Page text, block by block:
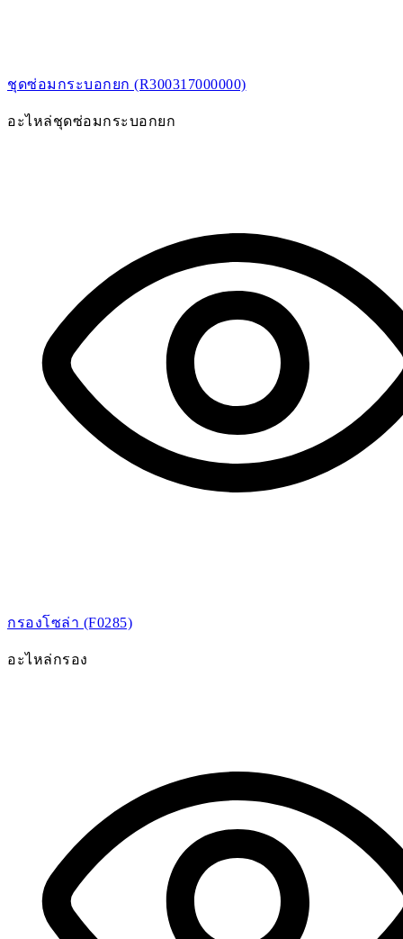
ชุดซ่อมกระบอกยก (R300317000000)
อะไหล่ชุดซ่อมกระบอกยก
กรองโซล่า (F0285)
อะไหล่กรอง